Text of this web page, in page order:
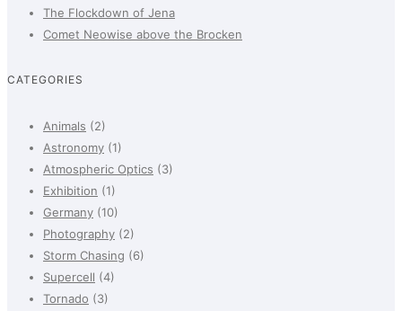
The Flockdown of Jena
Comet Neowise above the Brocken
CATEGORIES
Animals (2)
Astronomy (1)
Atmospheric Optics (3)
Exhibition (1)
Germany (10)
Photography (2)
Storm Chasing (6)
Supercell (4)
Tornado (3)